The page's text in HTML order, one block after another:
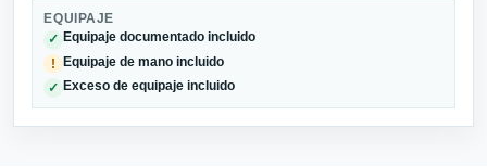
EQUIPAJE
✓ Equipaje documentado incluido
! Equipaje de mano incluido
✓ Exceso de equipaje incluido